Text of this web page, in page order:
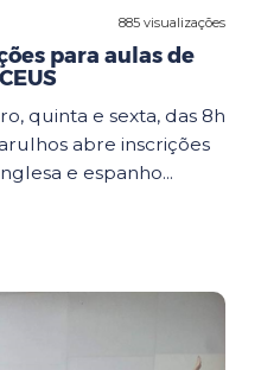
885 visualizações
para aulas de
quinta e sexta, das 8h
abre inscrições
e espanho...